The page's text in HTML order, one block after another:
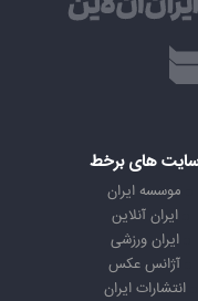
های برخط
موسسه ایران
ایران آنلاین
ایران ورزشی
آژانس عکس
انتشارات ایران